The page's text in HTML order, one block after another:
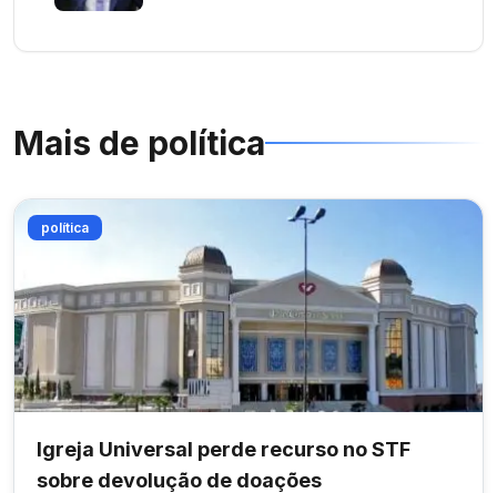
Mais de política
política
Igreja Universal perde recurso no STF
sobre devolução de doações